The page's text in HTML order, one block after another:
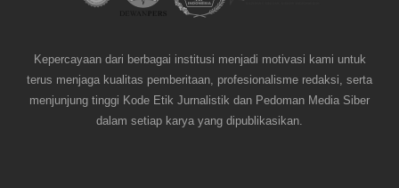
Kepercayaan dari berbagai institusi menjadi motivasi kami untuk
terus menjaga kualitas pemberitaan, profesionalisme redaksi, serta
menjunjung tinggi Kode Etik Jurnalistik dan Pedoman Media Siber
dalam setiap karya yang dipublikasikan.